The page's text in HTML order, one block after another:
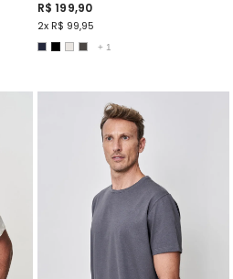
R$ 199,90
2x R$ 99,95
+ 1